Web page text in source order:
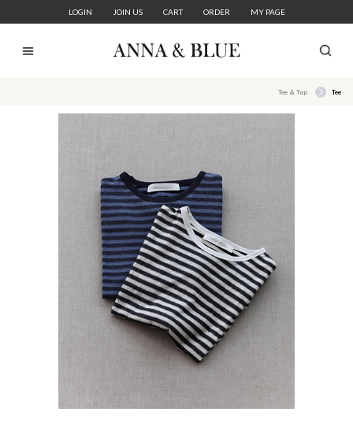
LOGIN JOIN US CART ORDER MY PAGE
Tee & Top Tee